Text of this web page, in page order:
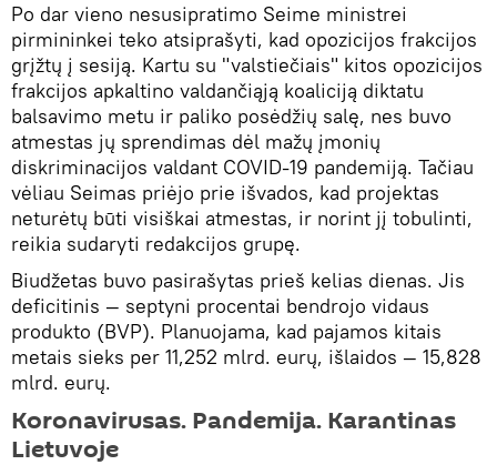
Po dar vieno nesusipratimo Seime ministrei
pirmininkei teko atsiprašyti, kad opozicijos frakcijos
grįžtų į sesiją. Kartu su "valstiečiais" kitos opozicijos
frakcijos apkaltino valdančiąją koaliciją diktatu
balsavimo metu ir paliko posėdžių salę, nes buvo
atmestas jų sprendimas dėl mažų įmonių
diskriminacijos valdant COVID-19 pandemiją. Tačiau
vėliau Seimas priėjo prie išvados, kad projektas
neturėtų būti visiškai atmestas, ir norint jį tobulinti,
reikia sudaryti redakcijos grupę.
Biudžetas buvo pasirašytas prieš kelias dienas. Jis
deficitinis — septyni procentai bendrojo vidaus
produkto (BVP). Planuojama, kad pajamos kitais
metais sieks per 11,252 mlrd. eurų, išlaidos — 15,828
mlrd. eurų.
Koronavirusas. Pandemija. Karantinas
Lietuvoje